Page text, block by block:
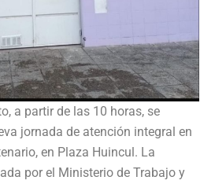
a partir de las 10 horas, se
jornada de atención integral en
en Plaza Huincul. La
por el Ministerio de Trabajo y